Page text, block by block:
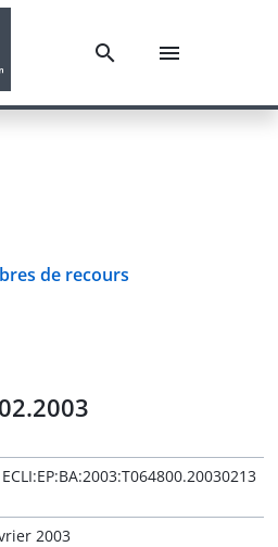
de recours
ECLI:EP:BA:2003:T064800.20030213
2003